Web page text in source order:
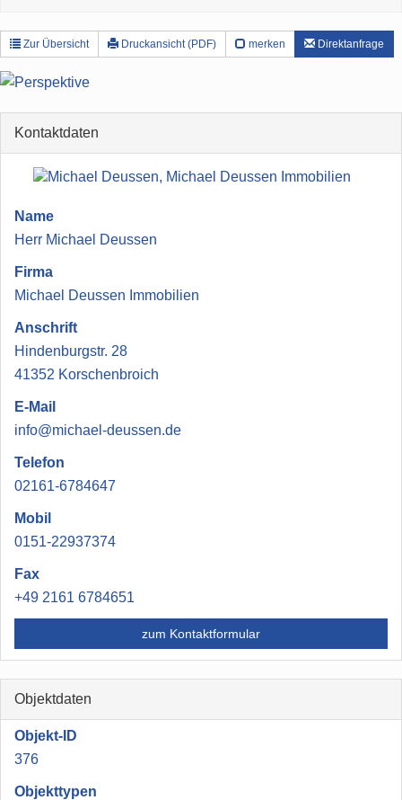
Zur Übersicht Druckansicht (PDF) merken Direktanfrage
Kontaktdaten
Name
Herr Michael Deussen
Firma
Michael Deussen Immobilien
Anschrift
Hindenburgstr. 28
41352 Korschenbroich
E-Mail
info@michael-deussen.de
Telefon
02161-6784647
Mobil
0151-22937374
Fax
+49 2161 6784651
zum Kontaktformular
Objektdaten
Objekt-ID
376
Objekttypen